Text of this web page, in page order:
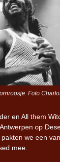
Foto
en All them
op
we een
mee.